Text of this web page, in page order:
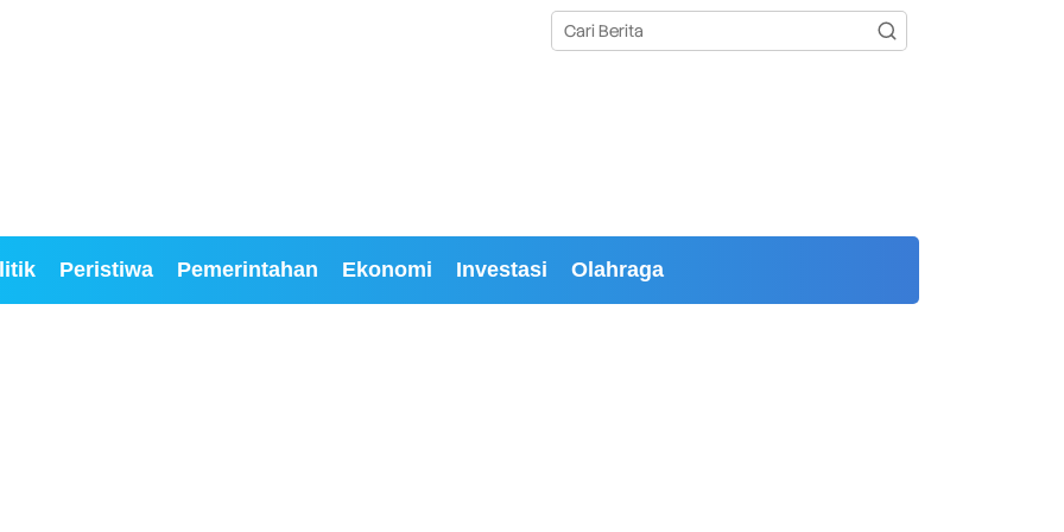
Peristiwa Pemerintahan Ekonomi Investasi Olahraga